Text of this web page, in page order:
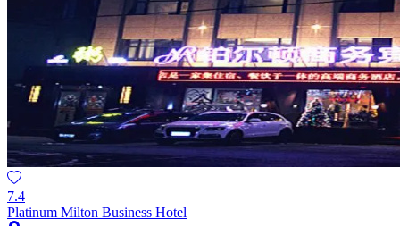
7.4
Platinum Milton Business Hotel